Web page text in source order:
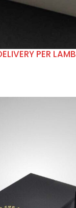
PER LAMB